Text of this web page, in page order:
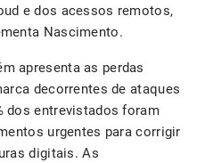
e dos acessos remotos,
Nascimento.
apresenta as perdas
decorrentes de ataques
dos entrevistados foram
urgentes para corrigir
digitais. As